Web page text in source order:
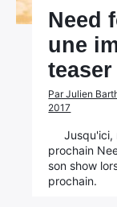
Need
une
teaser
Par Julien
2017
Jusqu'ici,
prochain
son show
prochain.